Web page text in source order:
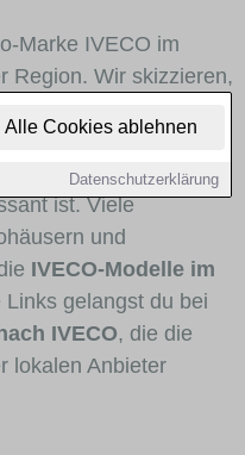
Alle Cookies ablehnen
Datenschutzerklärung
Marke IVECO im
Region. Wir skizzieren,
stark vertreten
im Stadt- und
und für welche
ist. Viele
und
IVECO-Modelle im
gelangst du bei
IVECO, die die
lokalen Anbieter